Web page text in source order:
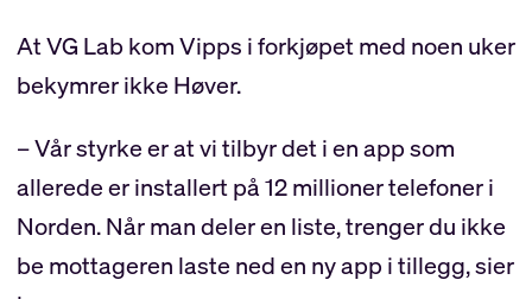
At VG Lab kom Vipps i forkjøpet med noen uker
bekymrer ikke Høver.
– Vår styrke er at vi tilbyr det i en app som
allerede er installert på 12 millioner telefoner i
Norden. Når man deler en liste, trenger du ikke
be mottageren laste ned en ny app i tillegg, sier